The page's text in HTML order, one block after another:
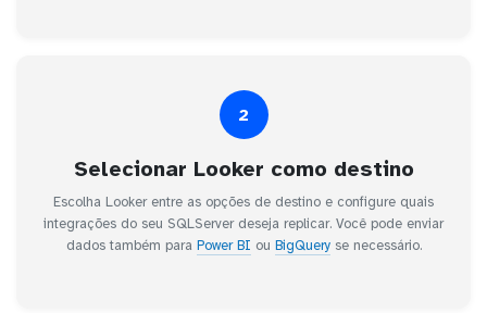
2
Selecionar Looker como destino
Escolha Looker entre as opções de destino e configure quais
integrações do seu SQLServer deseja replicar. Você pode enviar
dados também para Power BI ou BigQueryse necessário.